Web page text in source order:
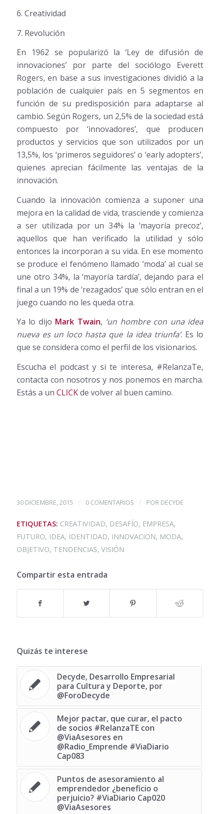
6. Creatividad
7. Revolución
En 1962 se popularizó la ‘Ley de difusión de
innovaciones’ por parte del sociólogo Everett
Rogers, en base a sus investigaciones dividió a la
población de cualquier país en 5 segmentos en
función de su predisposición para adaptarse al
cambio. Según Rogers, un 2,5% de la sociedad está
compuesto por ‘innovadores’, que producen
productos y servicios que son utilizados por un
13,5%, los ‘primeros seguidores’ o ‘early adopters’,
quienes aprecian fácilmente las ventajas de la
innovación.
Cuando la innovación comienza a suponer una
mejora en la calidad de vida, trasciende y comienza
a ser utilizada por un 34% la ‘mayoría precoz’,
aquellos que han verificado la utilidad y sólo
entonces la incorporan a su vida. En ese momento
se produce el fenómeno llamado ‘moda’ al cual se
une otro 34%, la ‘mayoría tardía’, dejando para el
final a un 19% de ‘rezagados’ que sólo entran en el
juego cuando no les queda otra.
Ya lo dijo Mark Twain, ‘un hombre con una idea
nueva es un loco hasta que la idea triunfa’. Es lo
que se considera como el perfil de los visionarios.
Escucha el podcast y si te interesa, #RelanzaTe,
contacta con nosotros y nos ponemos en marcha.
Estás a un CLICKde volver al buen camino.
30 DICIEMBRE, 2015 / 0 COMENTARIOS / POR DECYDE
ETIQUETAS: CREATIVIDAD, DESAFÍO, EMPRESA,
FUTURO, IDEA, IDENTIDAD, INNOVACION, MODA,
OBJETIVO, TENDENCIAS, VISIÓN
Compartir esta entrada
Quizás te interese
Decyde, Desarrollo Empresarial
para Cultura y Deporte, por
@ForoDecyde
Mejor pactar, que curar, el pacto
de socios ‪#‎RelanzaTE‬ con
@ViaAsesores en
@Radio_Emprende #ViaDiario
Cap083
Puntos de asesoramiento al
emprendedor ¿beneficio o
perjuicio? #ViaDiario Cap020
@ViaAsesores